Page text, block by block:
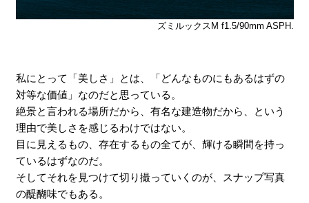
ズミルックスM f1.5/90mm ASPH.
私にとって「美しさ」とは、「どんなものにもあるはずの
対等な価値」なのだと思っている。
絶景と言われる場所だから、有名な建造物だから、という
理由で美しさを感じるわけではない。
目に見えるもの、存在するもの全てが、輝ける瞬間を持っ
ているはずなのだ。
そしてそれを見つけて切り撮っていくのが、スナップ写真
の醍醐味でもある。